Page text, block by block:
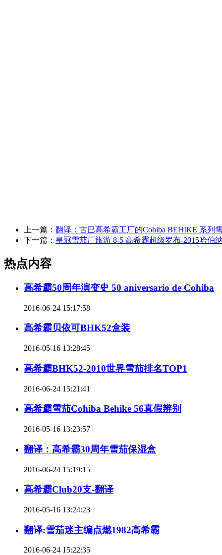
上一篇： 翻译：古巴高希霸工厂的Cohiba BEHIKE 系列
下一篇： 皇冠雪茄厂旅游 8-5 高希霸超级罗布-2015哈伯
热点内容
高希霸50周年演变史 50 aniversario de Cohiba
2016-06-24 15:17:58
高希霸贝依可BHK52盒装
2016-05-16 13:28:45
高希霸BHK52-2010世界雪茄排名TOP1
2016-06-24 15:21:41
高希霸雪茄Cohiba Behike 56真假辨别
2016-05-16 13:23:57
翻译：高希霸30周年雪茄保湿盒
2016-06-24 15:19:15
高希霸Club20支-翻译
2016-05-16 13:24:23
翻译:雪茄迷主编点燃1982高希霸
2016-06-24 15:22:35